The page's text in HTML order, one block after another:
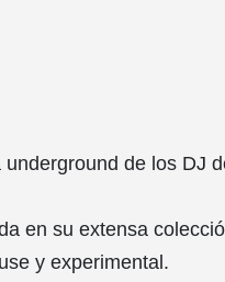
de los DJ
en su extensa
y experimental.